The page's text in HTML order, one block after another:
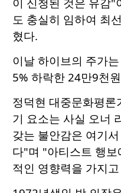
도 충실히 임하여 최
혔다.
이날 하이브의 주가
5% 하락한 24만9천
정덕현 대중문화평론
기 요소는 사실 오너
갖는 불안감은 여기
다"며 "아티스트 행
적인 영향력을 가지